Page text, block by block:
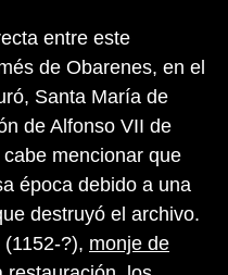
entre este
de Obarenes, en el
Santa María de
de Alfonso VII de
mencionar que
época debido a una
destruyó el archivo.
?), monje de